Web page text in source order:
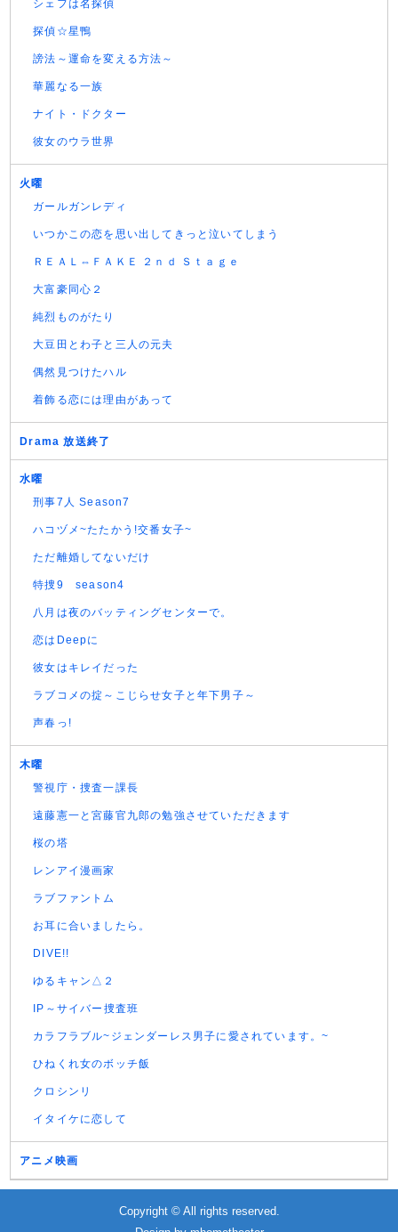
シェフは名探偵
探偵☆星鴨
謗法～運命を変える方法～
華麗なる一族
ナイト・ドクター
彼女のウラ世界
火曜
ガールガンレディ
いつかこの恋を思い出してきっと泣いてしまう
ＲＥＡＬ⇔ＦＡＫＥ ２ｎｄ Ｓｔａｇｅ
大富豪同心２
純烈ものがたり
大豆田とわ子と三人の元夫
偶然見つけたハル
着飾る恋には理由があって
Drama 放送終了
水曜
刑事7人 Season7
ハコヅメ~たたかう!交番女子~
ただ離婚してないだけ
特捜9 season4
八月は夜のバッティングセンターで。
恋はDeepに
彼女はキレイだった
ラブコメの掟～こじらせ女子と年下男子～
声春っ!
木曜
警視庁・捜査一課長
遠藤憲一と宮藤官九郎の勉強させていただきます
桜の塔
レンアイ漫画家
ラブファントム
お耳に合いましたら。
DIVE!!
ゆるキャン△２
IP～サイバー捜査班
カラフラブル~ジェンダーレス男子に愛されています。~
ひねくれ女のボッチ飯
クロシンリ
イタイケに恋して
アニメ映画
Copyright © All rights reserved.